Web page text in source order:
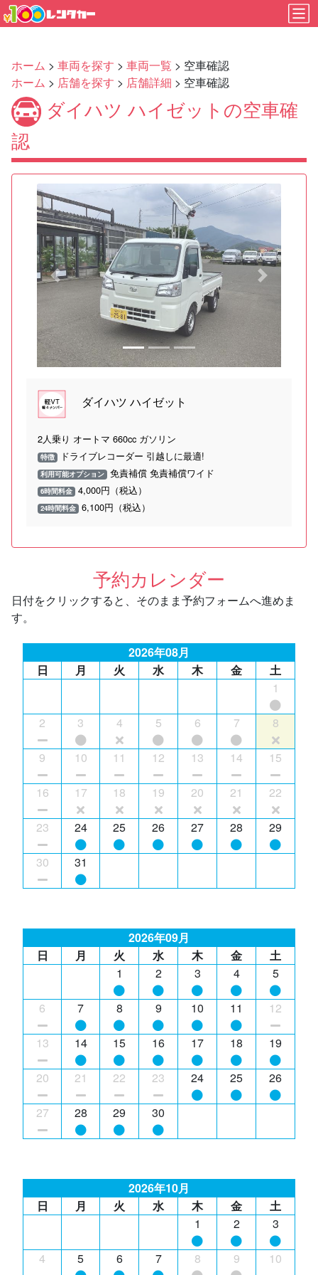
ホーム > 車両を探す > 車両一覧 > 空車確認
ホーム > 店舗を探す > 店舗詳細 > 空車確認
ダイハツ ハイゼットの空車確
認
Previous Next
ダイハツ ハイゼット
2人乗り オートマ 660cc ガソリン
特徴 ドライブレコーダー 引越しに最適!
利用可能オプション 免責補償 免責補償ワイド
6時間料金 4,000円（税込）
24時間料金 6,100円（税込）
予約カレンダー
日付をクリックすると、そのまま予約フォームへ進めま
す。
2026年08月
日
月 火 水 木 金
土
1
2 3 4 5 6 7 8
9 10 11 12 13 14 15
16 17 18 19 20 21 22
23 24 25 26 27 28 29
30 31
2026年09月
日
月 火 水 木 金
土
1
2 3 4 5
6 7 8 9 10 11 12
13 14 15 16 17 18 19
20 21 22 23 24 25 26
27 28 29 30
2026年10月
日
月 火 水 木 金
土
1
2 3
4 5 6 7 8 9 10